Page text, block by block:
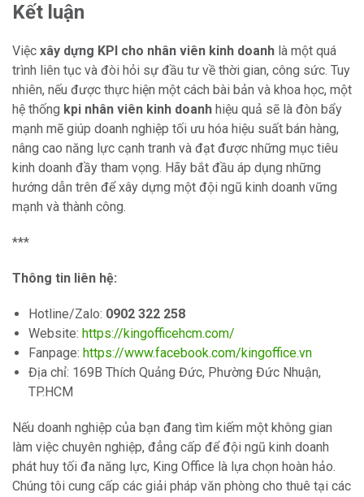
Kết luận
Việc xây dựng KPI cho nhân viên kinh doanh là một quá
trình liên tục và đòi hỏi sự đầu tư về thời gian, công sức. Tuy
nhiên, nếu được thực hiện một cách bài bản và khoa học, một
hệ thống kpi nhân viên kinh doanh hiệu quả sẽ là đòn bẩy
mạnh mẽ giúp doanh nghiệp tối ưu hóa hiệu suất bán hàng,
nâng cao năng lực cạnh tranh và đạt được những mục tiêu
kinh doanh đầy tham vọng. Hãy bắt đầu áp dụng những
hướng dẫn trên để xây dựng một đội ngũ kinh doanh vững
mạnh và thành công.
***
Thông tin liên hệ:
Hotline/Zalo: 0902 322 258
Website: https://kingofficehcm.com/
Fanpage: https://www.facebook.com/kingoffice.vn
Địa chỉ: 169B Thích Quảng Đức, Phường Đức Nhuận,
TP.HCM
Nếu doanh nghiệp của bạn đang tìm kiếm một không gian
làm việc chuyên nghiệp, đẳng cấp để đội ngũ kinh doanh
phát huy tối đa năng lực, King Office là lựa chọn hoàn hảo.
Chúng tôi cung cấp các giải pháp văn phòng cho thuê tại các